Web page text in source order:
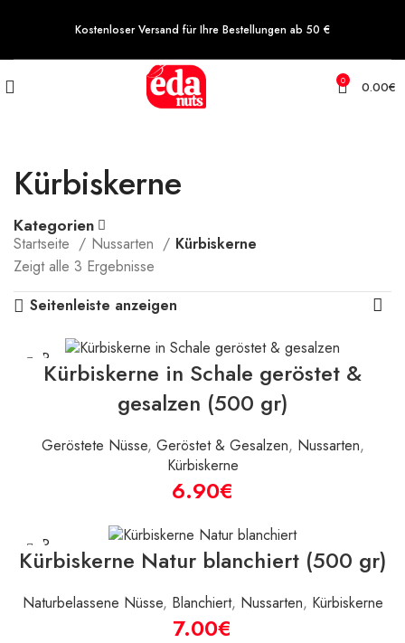
Kostenloser Versand für Ihre Bestellungen ab 50 €
0 0.00€
Kürbiskerne
Kategorien
Startseite Nussarten
Kürbiskerne
Zeigt alle 3 Ergebnisse
Seitenleiste anzeigen
SOLD
OUTKürbiskerne in Schale geröstet &
gesalzen (500 gr)
Geröstete Nüsse, Geröstet & Gesalzen, Nussarten,
Kürbiskerne
€
SOLD
OUT
Kürbiskerne Natur blanchiert (500 gr)
Naturbelassene Nüsse, Blanchiert, Nussarten, Kürbiskerne
€